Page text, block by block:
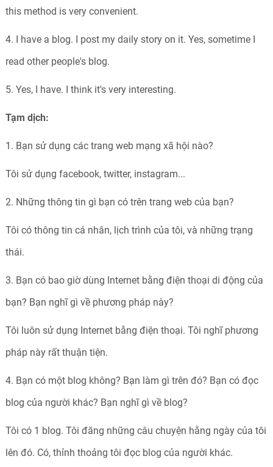
this method is very convenient.
4. I have a blog. I post my daily story on it. Yes, sometime I
read other people's blog.
5. Yes, I have. I think it's very interesting.
Tạm dịch:
1. Bạn sử dụng các trang web mạng xã hội nào?
Tôi sử dụng facebook, twitter, instagram...
2. Những thông tin gì bạn có trên trang web của bạn?
Tôi có thông tin cá nhân, lịch trình của tôi, và những trạng
thái.
3. Bạn có bao giờ dùng Internet bằng điện thoại di động của
bạn? Bạn nghĩ gì về phương pháp này?
Tôi luôn sử dụng Internet bằng điện thoại. Tôi nghĩ phương
pháp này rất thuận tiện.
4. Bạn có một blog không? Bạn làm gì trên đó? Bạn có đọc
blog của người khác? Bạn nghĩ gì về blog?
Tôi có 1 blog. Tôi đăng những câu chuyện hằng ngày của tôi
lên đó. Có, thỉnh thoảng tôi đọc blog của người khác.